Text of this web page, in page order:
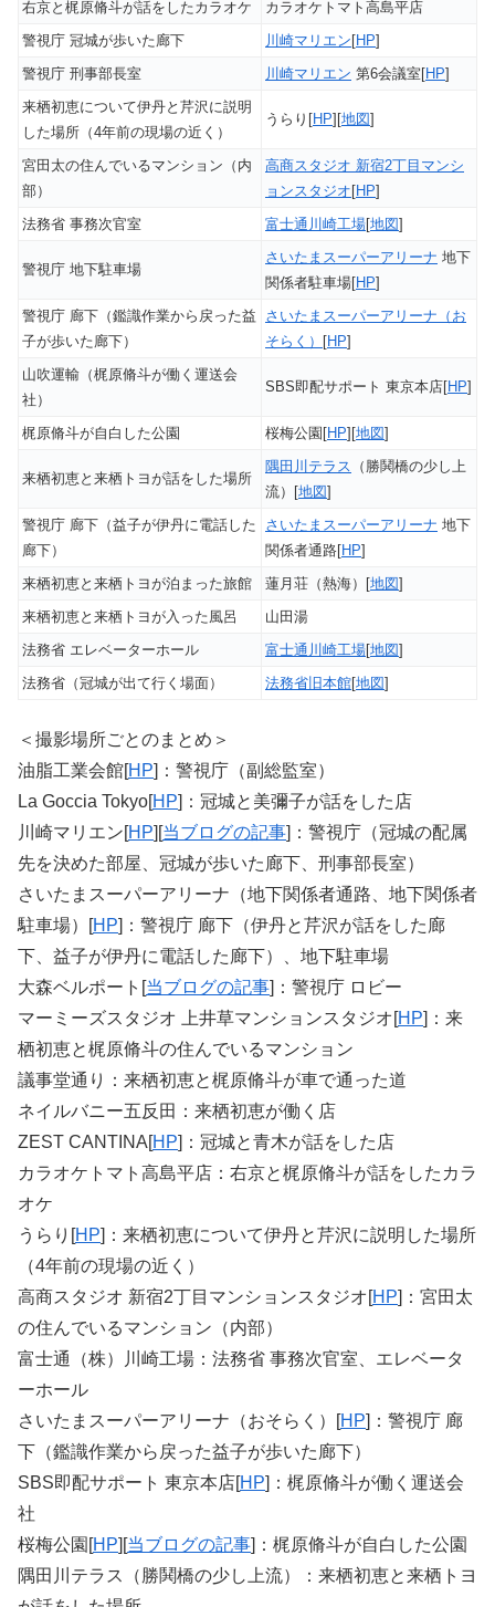
右京と梶原脩斗が話をしたカラオケ
カラオケトマト高島平店
警視庁 冠城が歩いた廊下
川崎マリエン[HP]
警視庁 刑事部長室
川崎マリエン 第6会議室[HP]
来栖初恵について伊丹と芹沢に説明
した場所（4年前の現場の近く）
うらり[HP][地図]
宮田太の住んでいるマンション（内
部）
高商スタジオ 新宿2丁目マンシ
ョンスタジオ[HP]
法務省 事務次官室
富士通川崎工場[地図]
警視庁 地下駐車場
さいたまスーパーアリーナ 地下
関係者駐車場[HP]
警視庁 廊下（鑑識作業から戻った益
子が歩いた廊下）
さいたまスーパーアリーナ（お
そらく） [HP]
山吹運輸（梶原脩斗が働く運送会
社）
SBS即配サポート 東京本店[HP]
梶原脩斗が自白した公園 桜梅公園[HP][地図]
来栖初恵と来栖トヨが話をした場所
隅田川テラス
（勝鬨橋の少し上
流）[地図]
警視庁 廊下（益子が伊丹に電話した
廊下）
さいたまスーパーアリーナ 地下
関係者通路[HP]
来栖初恵と来栖トヨが泊まった旅館
蓮月荘（熱海）[地図]
来栖初恵と来栖トヨが入った風呂
山田湯
法務省 エレベーターホール
富士通川崎工場[地図]
法務省（冠城が出て行く場面）
法務省旧本館[地図]
＜撮影場所ごとのまとめ＞
油脂工業会館[HP]：警視庁（副総監室）
La Goccia Tokyo[HP]：冠城と美彌子が話をした店
川崎マリエン[HP][当ブログの記事]：警視庁（冠城の配属
先を決めた部屋、冠城が歩いた廊下、刑事部長室）
さいたまスーパーアリーナ（地下関係者通路、地下関係者
駐車場）[HP]：警視庁 廊下（伊丹と芹沢が話をした廊
下、益子が伊丹に電話した廊下）、地下駐車場
大森ベルポート[当ブログの記事]：警視庁 ロビー
マーミーズスタジオ 上井草マンションスタジオ[HP]：来
栖初恵と梶原脩斗の住んでいるマンション
議事堂通り：来栖初恵と梶原脩斗が車で通った道
ネイルバニー五反田：来栖初恵が働く店
ZEST CANTINA[HP]：冠城と青木が話をした店
カラオケトマト高島平店：右京と梶原脩斗が話をしたカラ
オケ
うらり[HP]：来栖初恵について伊丹と芹沢に説明した場所
（4年前の現場の近く）
高商スタジオ 新宿2丁目マンションスタジオ[HP]：宮田太
の住んでいるマンション（内部）
富士通（株）川崎工場：法務省 事務次官室、エレベータ
ーホール
さいたまスーパーアリーナ（おそらく）[HP]：警視庁 廊
下（鑑識作業から戻った益子が歩いた廊下）
SBS即配サポート 東京本店[HP]：梶原脩斗が働く運送会
社
桜梅公園[HP][当ブログの記事]：梶原脩斗が自白した公園
隅田川テラス（勝鬨橋の少し上流）：来栖初恵と来栖トヨ